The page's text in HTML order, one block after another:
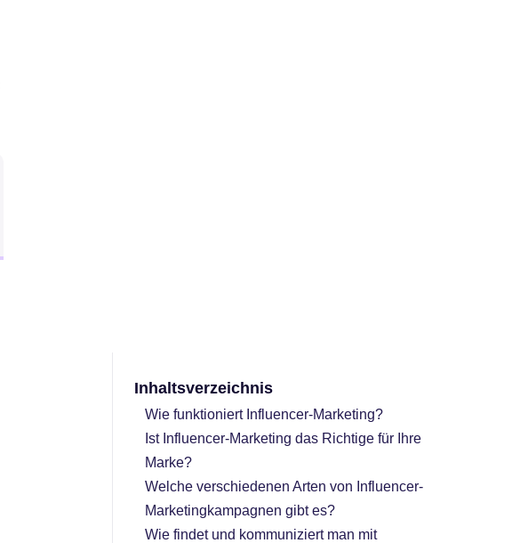
Inhaltsverzeichnis
Wie funktioniert Influencer-Marketing?
Ist Influencer-Marketing das Richtige für Ihre
Marke?
Welche verschiedenen Arten von Influencer-
Marketingkampagnen gibt es?
Wie findet und kommuniziert man mit